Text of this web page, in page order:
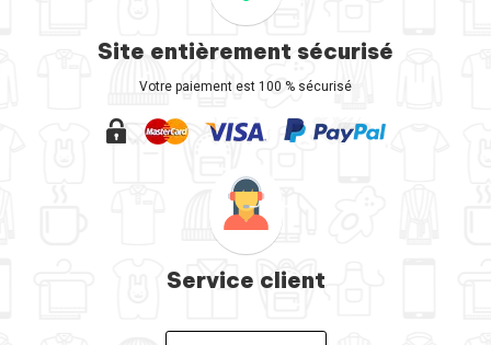
Site entièrement sécurisé
Votre paiement est 100 % sécurisé
Service client